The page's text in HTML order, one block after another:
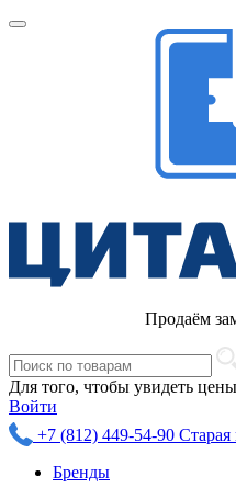
Продаём
Для того, чтобы увидеть
Войти
+7 (812) 449-54-90 Старая
Бренды